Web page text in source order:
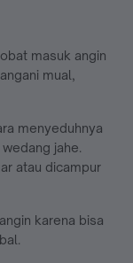
masuk angin
mual,
menyeduhnya
jahe.
atau dicampur
karena bisa